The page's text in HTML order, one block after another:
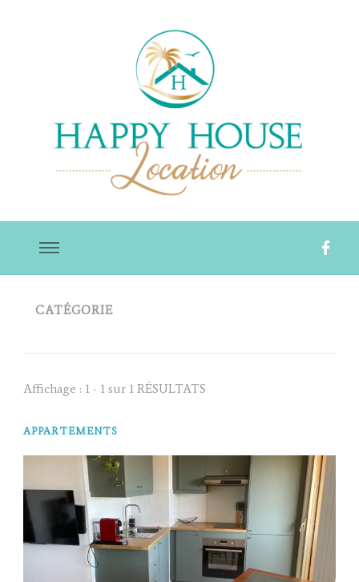
Happy House Location
CATÉGORIE
Affichage : 1 - 1 sur 1 RÉSULTATS
APPARTEMENTS